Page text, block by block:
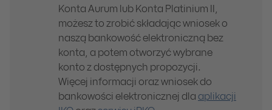
Uzupełnij pozostałe dane i złóż wniosek
Sukces - konto otwarte
Niektóre funkcje konta będą wymagały
Konta Aurum lub Konta Platinium II,
możesz to zrobić składając wniosek o
naszą bankowość elektroniczną bez
konta, a potem otworzyć wybrane
konto z dostępnych propozycji.
Więcej informacji oraz wniosek do
bankowości elektronicznej dla aplikacji